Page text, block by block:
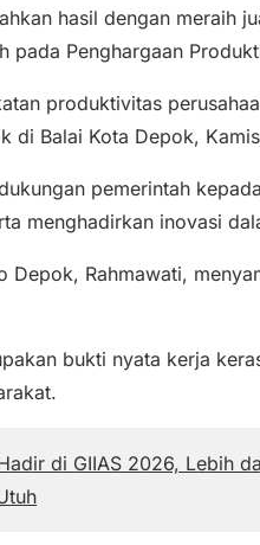
hasil dengan meraih
pada Penghargaan
produktivitas
di Balai Kota Depok,
pemerintah
menghadirkan inovasi
Depok, Rahmawati,
bukti nyata kerja
di GIIAS 2026, Lebih